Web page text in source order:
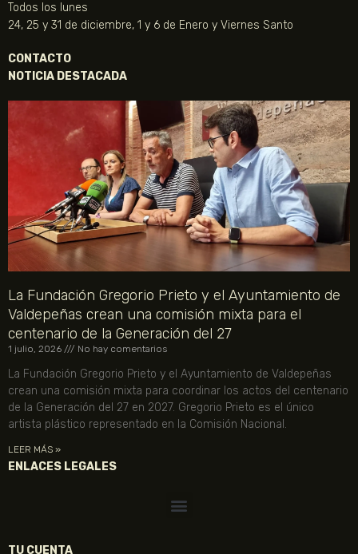
Todos los lunes
24, 25 y 31 de diciembre, 1 y 6 de Enero y Viernes Santo
CONTACTO
NOTICIA DESTACADA
La Fundación Gregorio Prieto y el Ayuntamiento de
Valdepeñas crean una comisión mixta para el
centenario de la Generación del 27
1 julio, 2026 No hay comentarios
La Fundación Gregorio Prieto y el Ayuntamiento de Valdepeñas
crean una comisión mixta para coordinar los actos del centenario
de la Generación del 27 en 2027. Gregorio Prieto es el único
artista plástico representado en la Comisión Nacional.
LEER MÁS »
ENLACES LEGALES
TU CUENTA